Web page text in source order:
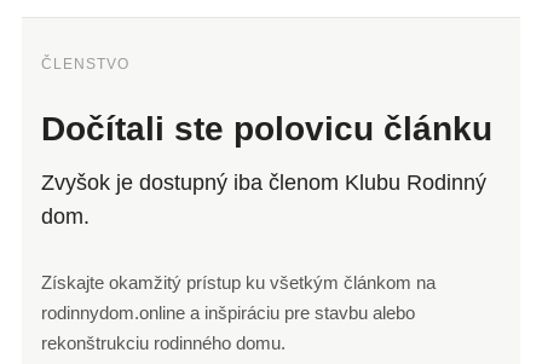
ČLENSTVO
Dočítali ste polovicu článku
Zvyšok je dostupný iba členom Klubu Rodinný
dom.
Získajte okamžitý prístup ku všetkým článkom na
rodinnydom.online a inšpiráciu pre stavbu alebo
rekonštrukciu rodinného domu.